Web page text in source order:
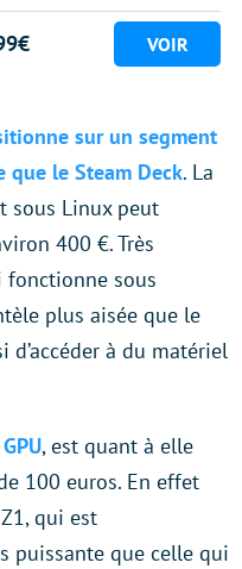
sur un segment
que le Steam Deck. La
sous Linux peut
400 €. Très
fonctionne sous
plus aisée que le
d’accéder à du matériel
, est quant à elle
100 euros. En effet
qui est
puissante que celle qui